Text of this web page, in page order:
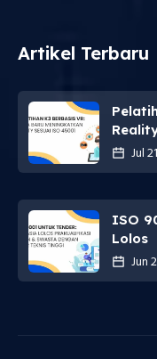
Artikel Terbaru
Jul
ISO
Lolos
Jun